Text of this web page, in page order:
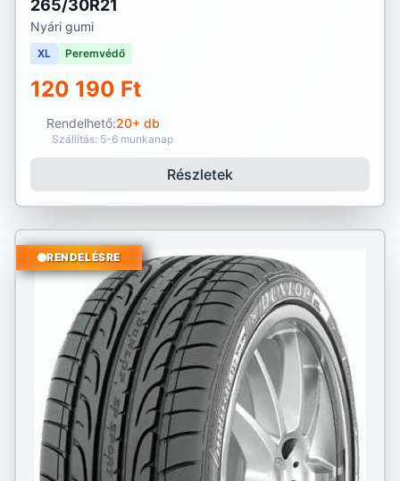
265/30R21
Nyári gumi
XL Peremvédő
120 190 Ft
Rendelhető:20+ db
Szállítás: 5-6 munkanap
Részletek
RENDELÉSRE